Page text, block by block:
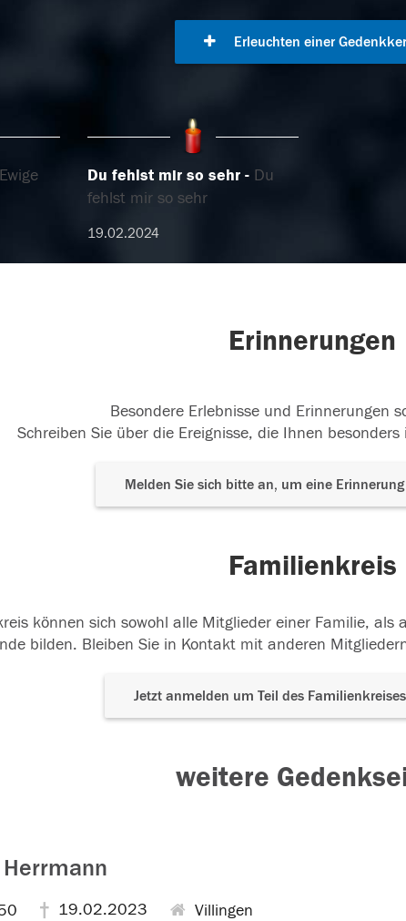
Erleuchten einer
Ewige
Du fehlst mir so sehr
Du
fehlst mir so sehr
19.02.2024
Erinnerungen
Besondere Erlebnisse und Erinnerungen
Schreiben Sie über die Ereignisse, die Ihnen
Melden Sie sich bitte an, um eine
Familienkreis
können sich sowohl alle Mitglieder einer Familie,
bilden. Bleiben Sie in Kontakt mit anderen
Jetzt anmelden um Teil des
weitere
19.02.2023 Villingen